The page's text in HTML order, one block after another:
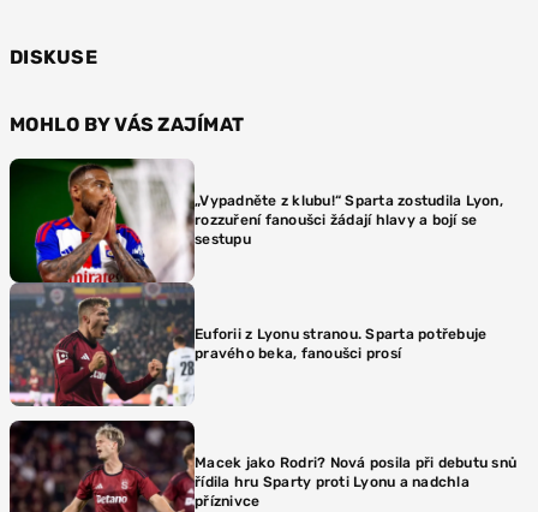
DISKUSE
MOHLO BY VÁS ZAJÍMAT
„Vypadněte z klubu!“ Sparta zostudila Lyon,
rozzuření fanoušci žádají hlavy a bojí se
sestupu
Euforii z Lyonu stranou. Sparta potřebuje
pravého beka, fanoušci prosí
Macek jako Rodri? Nová posila při debutu snů
řídila hru Sparty proti Lyonu a nadchla
příznivce